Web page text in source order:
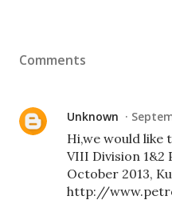
Comments
Unknown
Hi,we would like
VIII Division 1&2
October 2013,
http://